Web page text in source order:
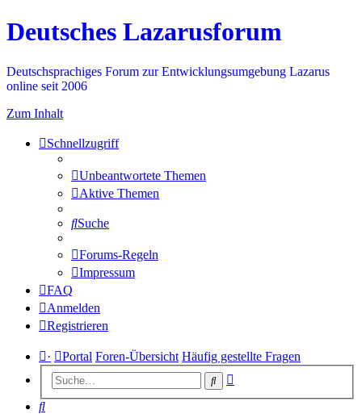
Deutsches Lazarusforum
Deutschsprachiges Forum zur Entwicklungsumgebung Lazarus
online seit 2006
Zum Inhalt
Schnellzugriff
Unbeantwortete Themen
Aktive Themen
Suche
Forums-Regeln
Impressum
FAQ
Anmelden
Registrieren
· Portal Foren-Übersicht Häufig gestellte Fragen
Suche
Suche